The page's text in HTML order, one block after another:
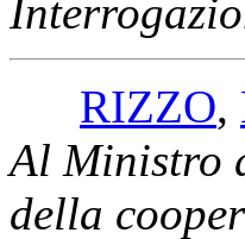
(4-17978)
DIFESA